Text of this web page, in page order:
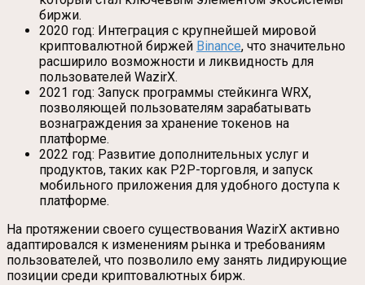
биржи.
2020 год: Интеграция с крупнейшей мировой
криптовалютной биржей Binance, что значительно
расширило возможности и ликвидность для
пользователей WazirX.
2021 год: Запуск программы стейкинга WRX,
позволяющей пользователям зарабатывать
вознаграждения за хранение токенов на
платформе.
2022 год: Развитие дополнительных услуг и
продуктов, таких как P2P-торговля, и запуск
мобильного приложения для удобного доступа к
платформе.
На протяжении своего существования WazirX активно
адаптировался к изменениям рынка и требованиям
пользователей, что позволило ему занять лидирующие
позиции среди криптовалютных бирж.